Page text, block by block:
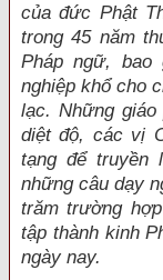
của đức Phật
trong 45 năm
Pháp ngữ,
nghiệp khổ cho
lạc. Những giáo
diệt độ, các vị
tạng để truyền
những câu dạy
trăm trường
tập thành kinh
ngày nay.